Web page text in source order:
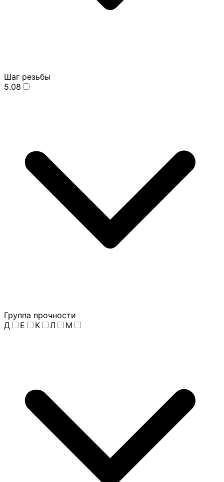
Шаг резьбы
5.08
Группа прочности
Д
Е К Л М